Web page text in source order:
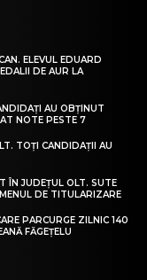
ELEVUL EDUARD
DE AUR LA
AU OBȚINUT
NOTE PESTE 7
TOȚI CANDIDAȚII AU
ÎN JUDEȚUL OLT. SUTE
DE TITULARIZARE
PARCURGE ZILNIC 140
FĂGEȚELU